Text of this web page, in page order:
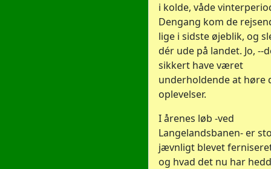
i kolde, våde
Dengang kom de
lige i sidste øjeblik, og
dér ude på landet. Jo, --
sikkert have været
underholdende at høre
oplevelser.
I årenes løb -ved
Langelandsbanen- er
jævnligt blevet
og hvad det nu har